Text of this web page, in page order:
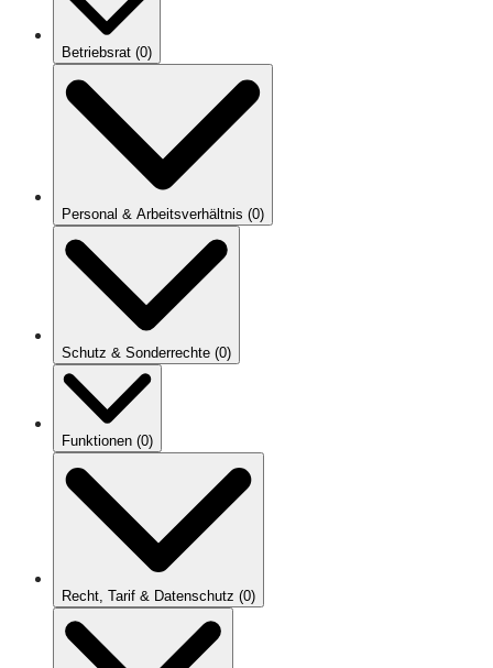
Betriebsrat (0)
Personal & Arbeitsverhältnis (0)
Schutz & Sonderrechte (0)
Funktionen (0)
Recht, Tarif & Datenschutz (0)